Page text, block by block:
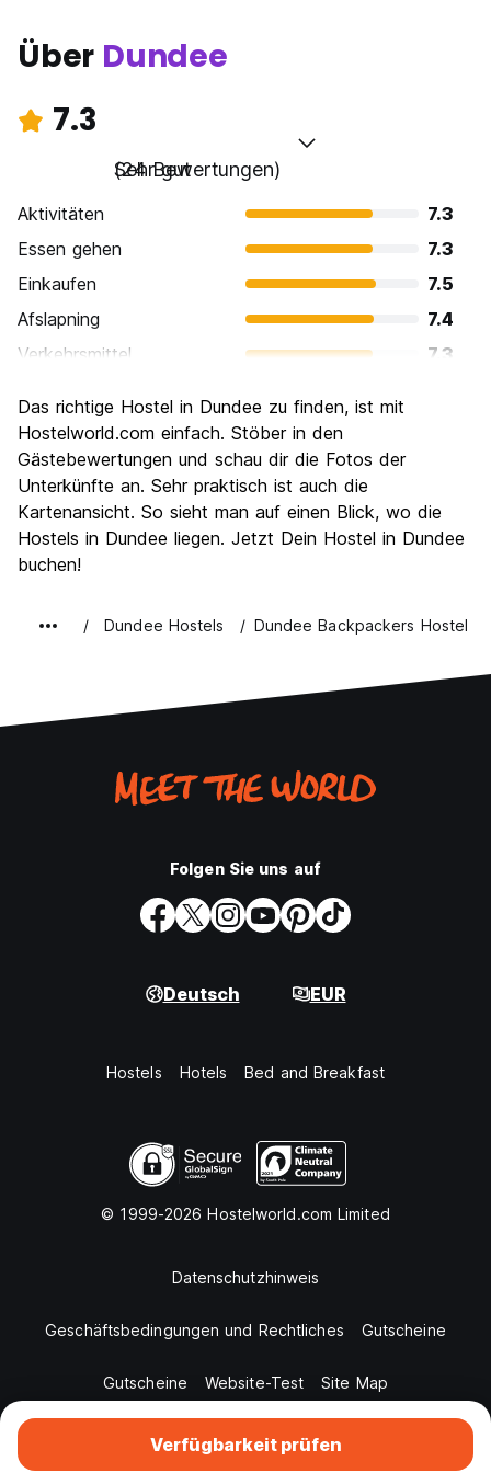
Wirtschaftsgebietsbewohner und
Geschäfts-/Unternehmenskonten
Über? 25,00 - 3% der Gesamt
'''' Nicht erstattungsfähige Buchungen werden innerhalb von
24 Stunden nach der von der Buchung vorgenommenen
und angegebenen Buchung nicht berechnet!
Bitte scrollen Sie nach unten und lesen Sie ' Hausregeln
original language)
Verfügbarkeit prüfen
Über Dundee
7.3
Sehr gut
(24 Bewertungen)
Aktivitäten
7.3
Essen gehen
7.3
Einkaufen
7.5
Afslapning
7.4
Verkehrsmittel
7.3
Kultur
Nachtleben / Party
Preis-Leistungsverhältnis
Das richtige Hostel in Dundee zu finden, ist mit
Hostelworld.com einfach. Stöber in den
Gästebewertungen und schau dir die Fotos der
Unterkünfte an. Sehr praktisch ist auch die
Kartenansicht. So sieht man auf einen Blick, wo die
Hostels in Dundee liegen. Jetzt Dein Hostel in Dundee
buchen!
Dundee Hostels Dundee Backpackers Hostel
Folgen Sie uns auf
Deutsch EUR
Hostels Hotels Bed and Breakfast
© 1999-2026 Hostelworld.com Limited
Datenschutzhinweis
Geschäftsbedingungen und Rechtliches Gutscheine
Gutscheine Website-Test Site Map